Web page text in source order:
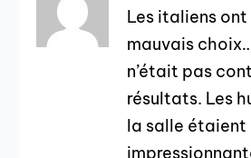
Les italiens
mauvais
n’était pas
résultats. Les
la salle étaient